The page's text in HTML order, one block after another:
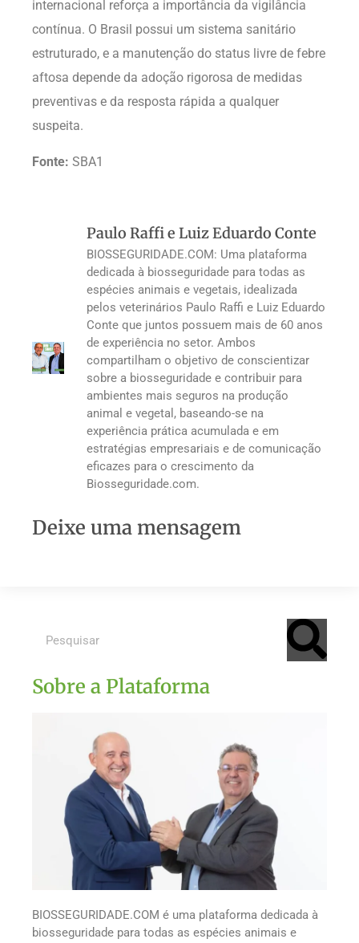
internacional reforça a importância da vigilância
contínua. O Brasil possui um sistema sanitário
estruturado, e a manutenção do status livre de febre
aftosa depende da adoção rigorosa de medidas
preventivas e da resposta rápida a qualquer
suspeita.
Fonte: SBA1
Paulo Raffi e Luiz Eduardo Conte
BIOSSEGURIDADE.COM: Uma plataforma
dedicada à biosseguridade para todas as
espécies animais e vegetais, idealizada
pelos veterinários Paulo Raffi e Luiz Eduardo
Conte que juntos possuem mais de 60 anos
de experiência no setor. Ambos
compartilham o objetivo de conscientizar
sobre a biosseguridade e contribuir para
ambientes mais seguros na produção
animal e vegetal, baseando-se na
experiência prática acumulada e em
estratégias empresariais e de comunicação
eficazes para o crescimento da
Biosseguridade.com.
Deixe uma mensagem
Sobre a Plataforma
BIOSSEGURIDADE.COM é uma plataforma dedicada à
biosseguridade para todas as espécies animais e